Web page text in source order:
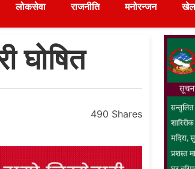
लोकसेवा राजनीति मनोरन्जन
घोषित
490 Shares